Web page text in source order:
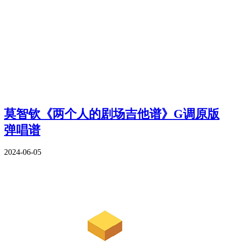
莫智钦《两个人的剧场吉他谱》G调原版
弹唱谱
2024-06-05